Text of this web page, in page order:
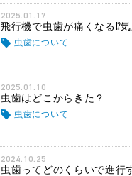
2025.01.17
飛行機で虫歯が痛くなる⁉
虫歯について
2025.01.10
虫歯はどこからきた？
虫歯について
2024.10.25
虫歯ってどのくらいで進行